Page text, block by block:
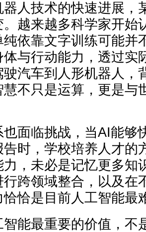
技术的快速进展，
。越来越多科学家开始
依靠文字训练可能并
与行动能力，透过实
汽车到人形机器人，
不只是运算，更是与
临挑战，当AI能够
告时，学校培养人才的
，未必是记忆更多知
跨领域整合，以及在
恰恰是目前人工智能最
最重要的价值，不